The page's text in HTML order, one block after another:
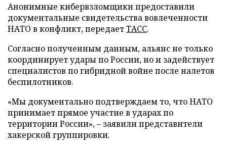
Анонимные кибервзломщики предоставили
документальные свидетельства вовлеченности
НАТО в конфликт, передаетТАСС.
Согласно полученным данным, альянс не только
координирует удары по России, но и задействует
специалистов по гибридной войне после налетов
беспилотников.
«Мы документально подтверждаем то, что НАТО
принимает прямое участие в ударах по
территории России», – заявили представители
хакерской группировки.